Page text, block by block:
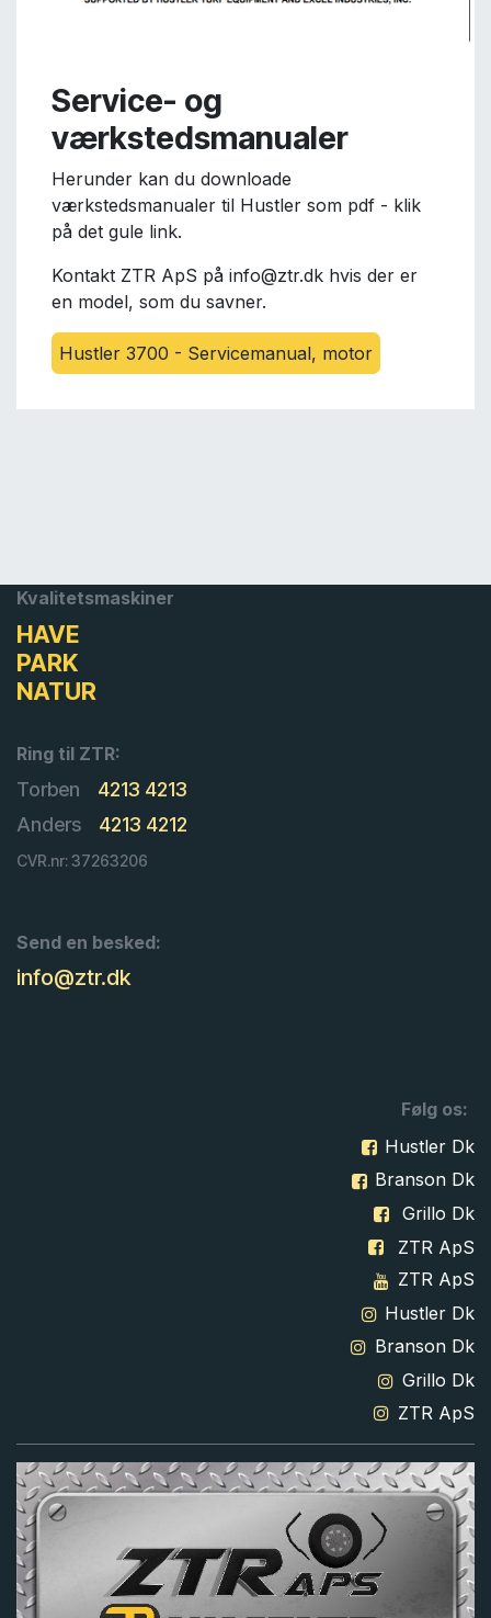
Service- og
værkstedsmanualer
Herunder kan du downloade
værkstedsmanualer til Hustler som pdf - klik
på det gule link.
Kontakt ZTR ApS på info@ztr.dk hvis der er
en model, som du savner.
Hustler 3700 - Servicemanual, motor
Kvalitetsmaskiner
HAVE
PARK
NATUR
Ring til ZTR:
Torben
4213 4213
Anders
4213 4212
CVR.nr: 37263206
Send en besked:
info@ztr.dk
Følg os:
Hustler Dk
Branson Dk
Grillo Dk
ZTR ApS
ZTR ApS
Hustler Dk
Branson Dk
Grillo Dk
ZTR ApS